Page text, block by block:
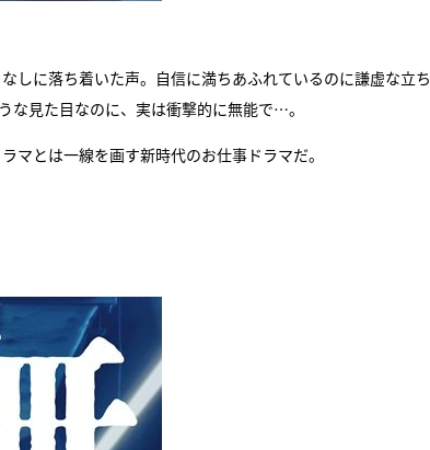
しに落ち着いた声。自信に満ちあふれているのに謙虚な立ち
な見た目なのに、実は衝撃的に無能で…。
マとは一線を画す新時代のお仕事ドラマだ。